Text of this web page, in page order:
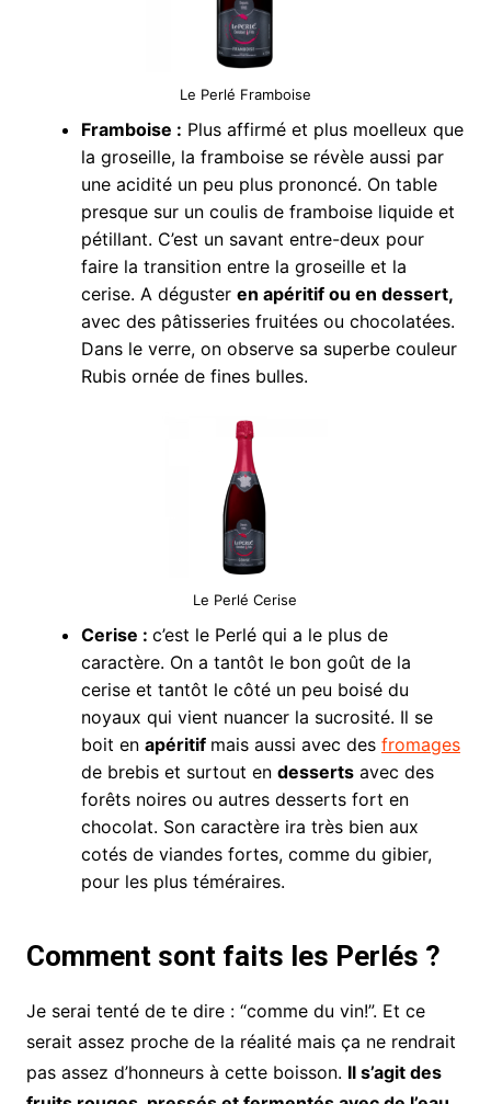
Le Perlé Framboise
Framboise : Plus affirmé et plus moelleux que
la groseille, la framboise se révèle aussi par
une acidité un peu plus prononcé. On table
presque sur un coulis de framboise liquide et
pétillant. C’est un savant entre-deux pour
faire la transition entre la groseille et la
cerise. A déguster en apéritif ou en dessert,
avec des pâtisseries fruitées ou chocolatées.
Dans le verre, on observe sa superbe couleur
Rubis ornée de fines bulles.
Le Perlé Cerise
Cerise : c’est le Perlé qui a le plus de
caractère. On a tantôt le bon goût de la
cerise et tantôt le côté un peu boisé du
noyaux qui vient nuancer la sucrosité. Il se
boit en apéritif mais aussi avec des fromages
de brebis et surtout en dessertsavec des
forêts noires ou autres desserts fort en
chocolat. Son caractère ira très bien aux
cotés de viandes fortes, comme du gibier,
pour les plus téméraires.
Comment sont faits les Perlés ?
Je serai tenté de te dire : “comme du vin!”. Et ce
serait assez proche de la réalité mais ça ne rendrait
pas assez d’honneurs à cette boisson. Il s’agit des